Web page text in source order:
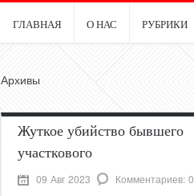
ГЛАВНАЯ О НАС РУБРИКИ
Архивы
Жуткое убийство бывшего
участкового
09 Авг 2023 Комментариев: 0